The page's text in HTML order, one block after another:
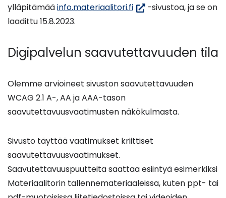
ylläpitämääinfo.materiaalitori.fi(siirryt-sivustoa, ja se on
laadittu 15.8.2023.
Digipalvelun saavutettavuuden tila
Olemme arvioineet sivuston saavutettavuuden
WCAG 2.1 A-, AA ja AAA-tason
saavutettavuusvaatimusten näkökulmasta.
Sivusto täyttää vaatimukset kriittiset
saavutettavuusvaatimukset.
Saavutettavuuspuutteita saattaa esiintyä esimerkiksi
Materiaalitorin tallennemateriaaleissa, kuten ppt- tai